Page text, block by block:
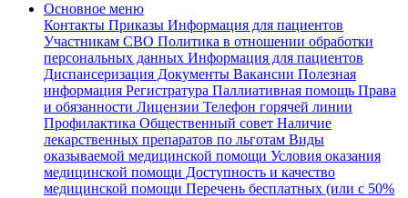
Основное меню
Контакты Приказы Информация для пациентов
Участникам СВО Политика в отношении обработки
персональных данных Информация для пациентов
Диспансеризация Документы Вакансии Полезная
информация Регистратура Паллиативная помощь Права
и обязанности Лицензии Телефон горячей линии
Профилактика Общественный совет Наличие
лекарственных препаратов по льготам Виды
оказываемой медицинской помощи Условия оказания
медицинской помощи Доступность и качество
медицинской помощи Перечень бесплатных (или с 50%